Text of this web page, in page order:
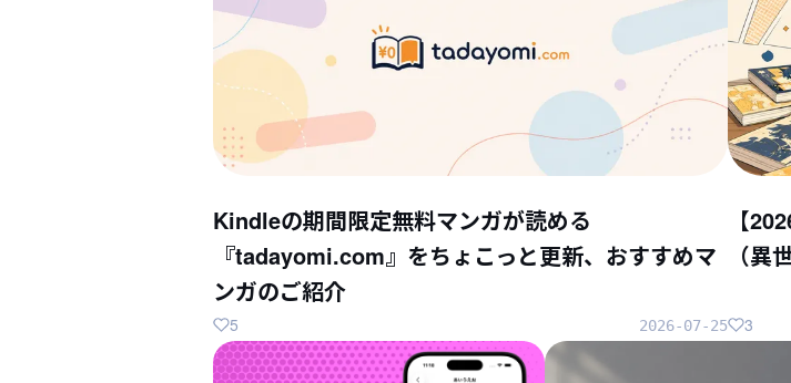
Kindleの期間限定無料マンガが読める
『tadayomi.com』をちょこっと更新、おすすめマ
ンガのご紹介
2026-07-25
5
【
（異
3